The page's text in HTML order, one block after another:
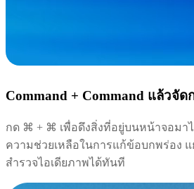
Command + Command แล้วจัด
กด ⌘ + ⌘ เพื่อดึงสิ่งที่อยู่บนหน้าจอมา
ความช่วยเหลือในการแก้ข้อบกพร่อง
สำรวจไอเดียภาพได้ทันที